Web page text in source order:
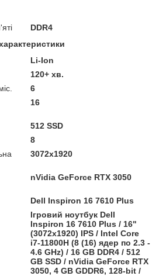
DDR4
Li-Ion
120+ хв.
6
16
512 SSD
8
3072x1920
nVidia GeForce RTX 3050
Dell Inspiron 16 7610 Plus
Ігровий ноутбук Dell
Inspiron 16 7610 Plus / 16"
(3072x1920) IPS / Intel Core
i7-11800H (8 (16) ядер по 2.3 -
4.6 GHz) / 16 GB DDR4 / 512
GB SSD / nVidia GeForce RTX
3050, 4 GB GDDR6, 128-bit /